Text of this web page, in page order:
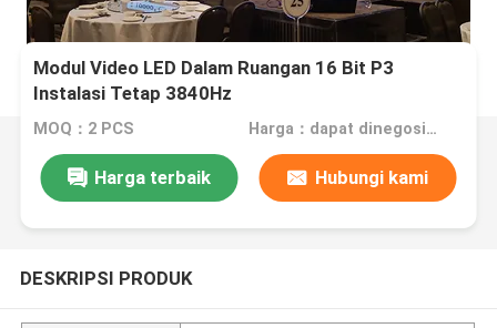
Modul Video LED Dalam Ruangan 16 Bit P3
Instalasi Tetap 3840Hz
MOQ：2 PCS Harga：dapat dinegosiasikan
Harga terbaik Hubungi kami
DESKRIPSI PRODUK